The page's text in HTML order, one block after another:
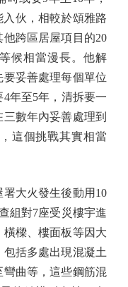
入伙，相較於頌雅路
跨區居屋項目的20
候相當漫長。他解
妥善處理每個單位
年至5年，清拆要一
數年內妥善處理到
這個挑戰其實相當
大火發生後動用10
組對7座受災樓宇進
樑、樓面板等因大
括多處出現混凝土
曲等，這些鋼筋混